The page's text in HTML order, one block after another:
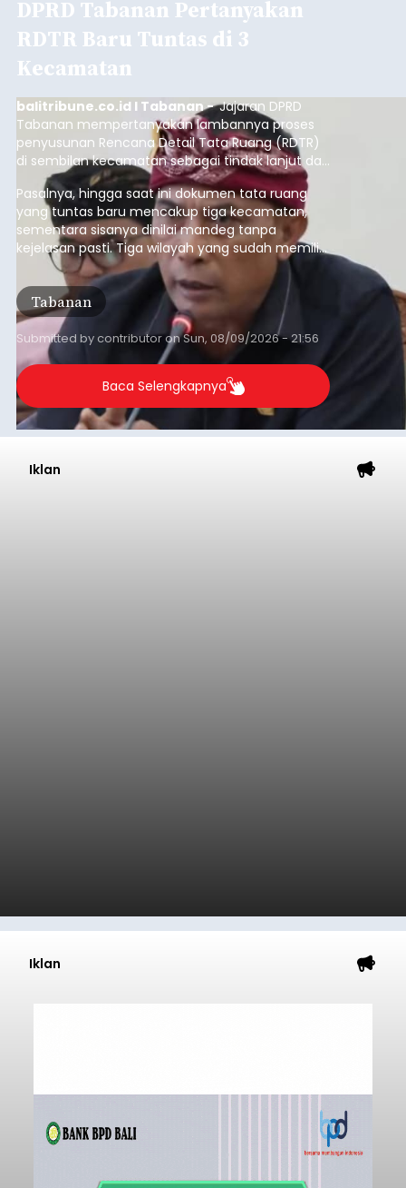
DPRD Tabanan Pertanyakan
RDTR Baru Tuntas di 3
Kecamatan
balitribune.co.id I Tabanan -Jajaran DPRD
Tabanan mempertanyakan lambannya proses
penyusunan Rencana Detail Tata Ruang (RDTR)
di sembilan kecamatan sebagai tindak lanjut dari
pelaksanaan RTRW.
Pasalnya, hingga saat ini dokumen tata ruang
yang tuntas baru mencakup tiga kecamatan,
sementara sisanya dinilai mandeg tanpa
kejelasan pasti. Tiga wilayah yang sudah memiliki
RDTR tersebut meliputi Kecamatan Kediri,
Tabanan, dan Selemadeg Barat.
Tabanan
Submitted bycontributoronSun, 08/09/2026 - 21:56
Baca Selengkapnya
Iklan
Iklan